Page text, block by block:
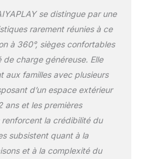
dossiers confortables
assurent un confort
exceptionnel, tandis
que les roues butoirs
garantissent des
atterrissages doux et
une utilisation sans
secousses pour vos
tout-petits. BASE
SÉCURISÉE : La large
base à quatre points
se distingue par une
rarement réunies à ce
à 360°, sièges confortables
charge généreuse. Elle
aux familles avec plusieurs
d’un espace extérieur
ans et les premières
la crédibilité du
subsistent quant à la
et à la complexité du